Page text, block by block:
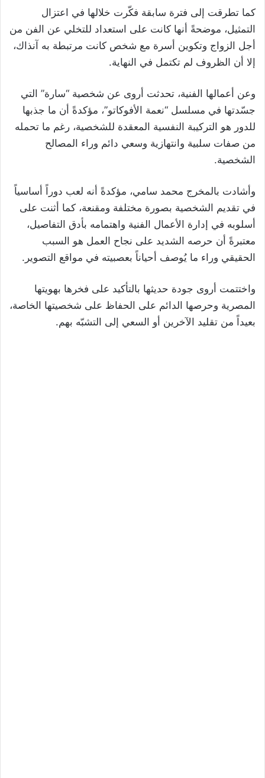
كما تطرقت إلى فترة سابقة فكّرت خلالها في اعتزال
التمثيل، موضحةً أنها كانت على استعداد للتخلي عن الفن من
أجل الزواج وتكوين أسرة مع شخص كانت مرتبطة به آنذاك،
إلا أن الظروف لم تكتمل في النهاية.
وعن أعمالها الفنية، تحدثت أروى عن شخصية “سارة” التي
جسّدتها في مسلسل “نعمة الأفوكاتو”، مؤكدةً أن ما جذبها
للدور هو التركيبة النفسية المعقدة للشخصية، رغم ما تحمله
من صفات سلبية وانتهازية وسعي دائم وراء المصالح
الشخصية.
وأشادت بالمخرج محمد سامي، مؤكدةً أنه لعب دوراً أساسياً
في تقديم الشخصية بصورة مختلفة ومقنعة، كما أثنت على
أسلوبه في إدارة الأعمال الفنية واهتمامه بأدق التفاصيل،
معتبرةً أن حرصه الشديد على نجاح العمل هو السبب
الحقيقي وراء ما يُوصف أحياناً بعصبيته في مواقع التصوير.
واختتمت أروى جودة حديثها بالتأكيد على فخرها بهويتها
المصرية وحرصها الدائم على الحفاظ على شخصيتها الخاصة،
بعيداً من تقليد الآخرين أو السعي إلى التشبّه بهم.